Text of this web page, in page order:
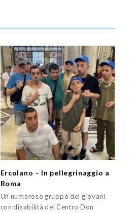
Ercolano – In pellegrinaggio a
Roma
Un numeroso gruppo dei giovani
con disabilità del Centro Don